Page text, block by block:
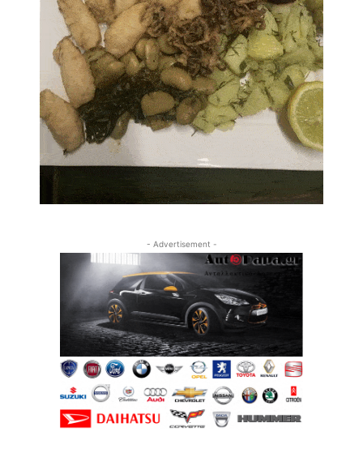
- Advertisement -